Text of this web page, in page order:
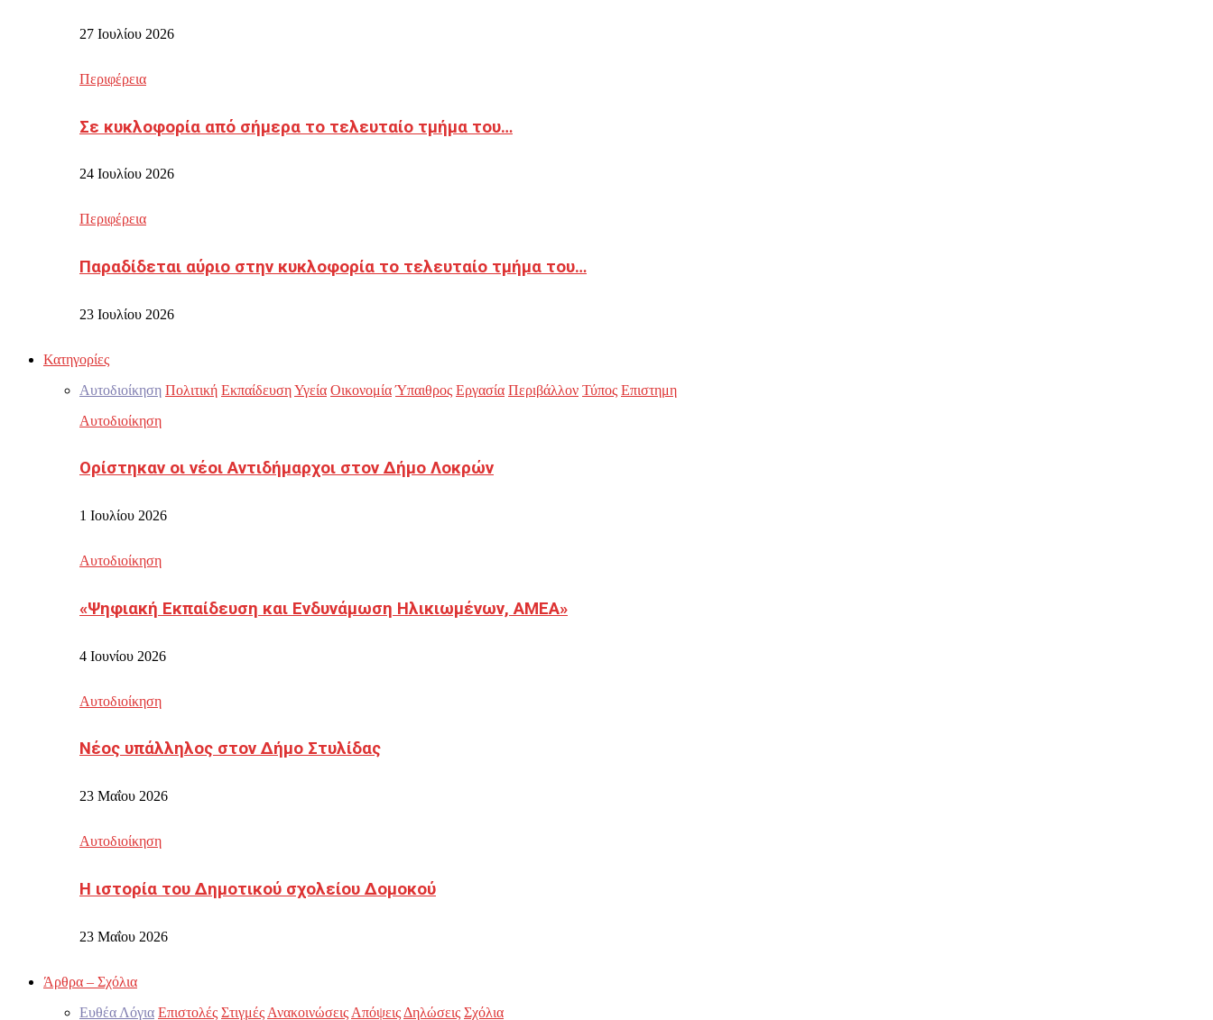
27 Ιουλίου 2026
Περιφέρεια
Σε κυκλοφορία από σήμερα το τελευταίο τμήμα του…
24 Ιουλίου 2026
Περιφέρεια
Παραδίδεται αύριο στην κυκλοφορία το τελευταίο τμήμα του…
23 Ιουλίου 2026
Κατηγορίες
Αυτοδιοίκηση Πολιτική ΕκπαίδευσηΥγεία Οικονομία Ύπαιθρος Εργασία Περιβάλλον Τύπος Επιστημη
Αυτοδιοίκηση
Ορίστηκαν οι νέοι Αντιδήμαρχοι στον Δήμο Λοκρών
1 Ιουλίου 2026
Αυτοδιοίκηση
«Ψηφιακή Εκπαίδευση και Ενδυνάμωση Ηλικιωμένων, ΑΜΕΑ»
4 Ιουνίου 2026
Αυτοδιοίκηση
Νέος υπάλληλος στον Δήμο Στυλίδας
23 Μαΐου 2026
Αυτοδιοίκηση
Η ιστορία του Δημοτικού σχολείου Δομοκού
23 Μαΐου 2026
Άρθρα – Σχόλια
Ευθέα Λόγια Επιστολές Στιγμές Ανακοινώσεις Απόψεις Δηλώσεις Σχόλια